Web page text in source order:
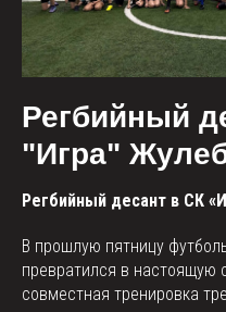
Регбийный
"Игра"
Регбийный десант в СК
В прошлую пятницу
превратился в настоящую
совместная тренировка